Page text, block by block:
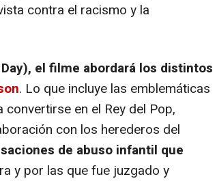
contra el racismo y la
el filme abordará los distintos
. Lo que incluye las emblemáticas
en el Rey del Pop,
con los herederos del
de abuso infantil que
y por las que fue juzgado y